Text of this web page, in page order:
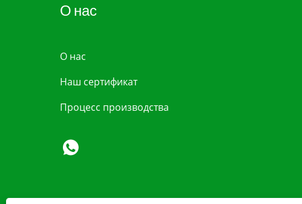
О нас
О нас
Наш сертификат
Процесс производства